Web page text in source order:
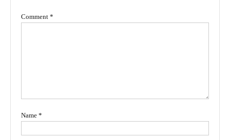
Comment *
Name *